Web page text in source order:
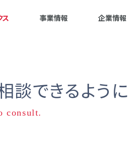
ス 事業情報 企業情報
談できるように
consult.